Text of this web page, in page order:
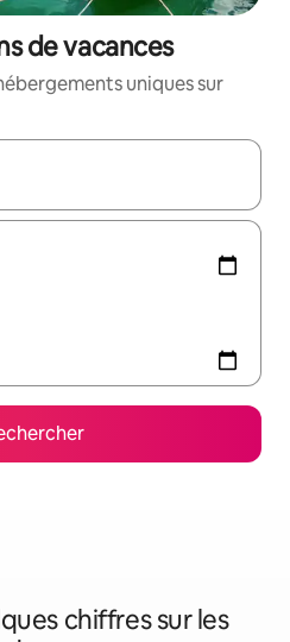
de vacances
uniques sur
utilisez les flèches vers le
chiffres sur les